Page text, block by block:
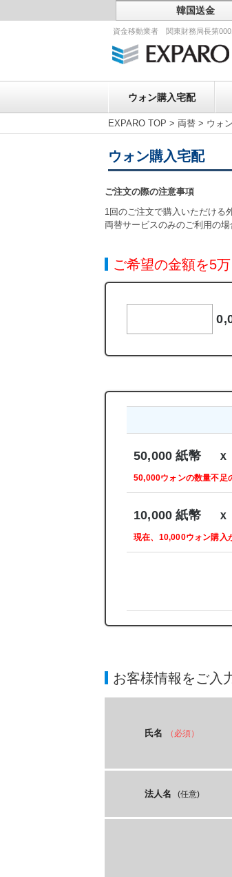
韓国送金
資金移動業者 関東財務局長第
ウォン購入宅配
EXPARO TOP > 両替 > ウォ
ウォン購入宅配
ご注文の際の注意事項
1回のご注文で購入いただける
両替サービスのみのご利用の
ご希望の金額を5
50,000 紙幣
50,000ウォンの数量不足
10,000 紙幣
現在、10,000ウォン購入
お客様情報をご入
氏名 （必須）
法人名 (任意)